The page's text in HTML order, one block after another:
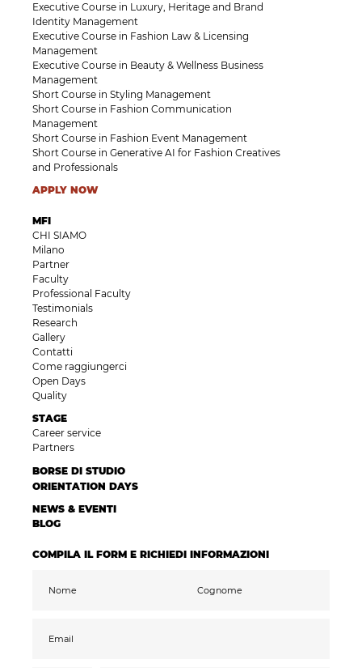
Executive Course in Luxury, Heritage and Brand
Identity Management
Executive Course in Fashion Law & Licensing
Management
Executive Course in Beauty & Wellness Business
Management
Short Course in Styling Management
Short Course in Fashion Communication
Management
Short Course in Fashion Event Management
Short Course in Generative AI for Fashion Creatives
and Professionals
APPLY NOW
MFI
CHI SIAMO
Milano
Partner
Faculty
Professional Faculty
Testimonials
Research
Gallery
Contatti
Come raggiungerci
Open Days
Quality
STAGE
Career service
Partners
BORSE DI STUDIO
ORIENTATION DAYS
NEWS & EVENTI
BLOG
COMPILA IL FORM E RICHIEDI INFORMAZIONI